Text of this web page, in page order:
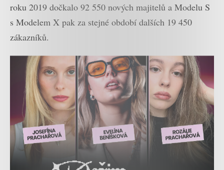
roku 2019 dočkalo 92 550 nových majitelů a Modelu S
s Modelem X pak za stejné období dalších 19 450
zákazníků.